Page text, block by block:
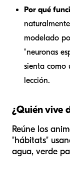
Por qué
modelado
"neuronas
sienta como
lección.
¿Quién vive
Reúne los
"hábitats"
agua, verde